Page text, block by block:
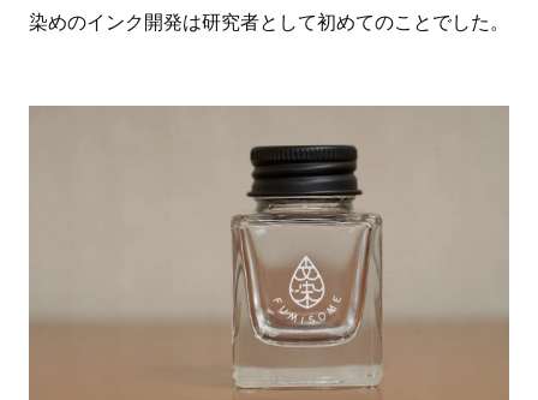
染めのインク開発は研究者として初めてのことでした。